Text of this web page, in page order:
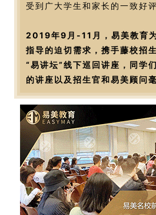
受到广大学生和家长的一致好
2019年9月-11月，易美教育
指导的迫切需求，携手藤校招
“易讲坛”线下巡回讲座，同学
的讲座以及招生官和易美顾问